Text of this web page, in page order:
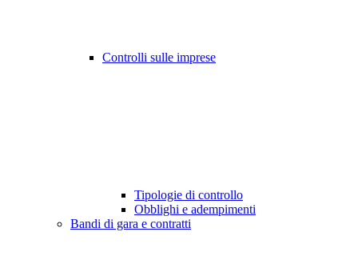
Controlli sulle imprese
Tipologie di controllo
Obblighi e adempimenti
Bandi di gara e contratti